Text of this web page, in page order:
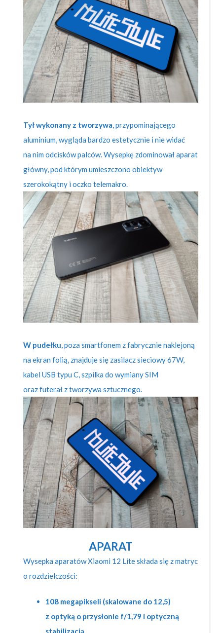
Tył wykonany z tworzywa, przypominającego
aluminium, wygląda bardzo estetycznie i nie widać
na nim odcisków palców. Wysepkę zdominował aparat
główny, pod którym umieszczono obiektyw
szerokokątny i oczko telemakro.
W pudełku, poza smartfonem z fabrycznie naklejoną
na ekran folią, znajduje się zasilacz sieciowy 67W,
kabel USB typu C, szpilka do wymiany SIM
oraz futerał z tworzywa sztucznego.
APARAT
Wysepka aparatów Xiaomi 12 Lite składa się z matryc
o rozdzielczości:
108 megapikseli (skalowane do 12,5)
z optyką o przysłonie f/1,79 i optyczną